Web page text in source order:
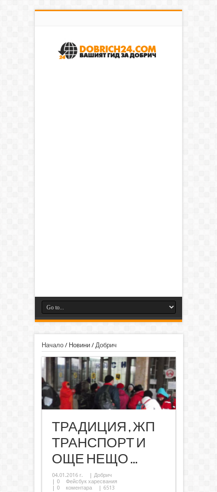
Начало/ Новини/ Добрич
ТРАДИЦИЯ , ЖП
ТРАНСПОРТ И
ОЩЕ НЕЩО ...
04.01.2016 г.
Добрич
0
Фейсбук харесвания
0 коментара | 6513